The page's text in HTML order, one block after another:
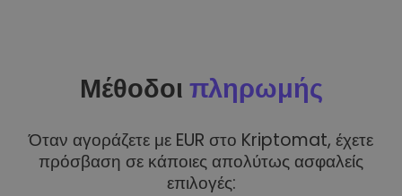
Μέθοδοι πληρωμής
Όταν αγοράζετε με EUR στο Kriptomat, έχετε
πρόσβαση σε κάποιες απολύτως ασφαλείς
επιλογές: